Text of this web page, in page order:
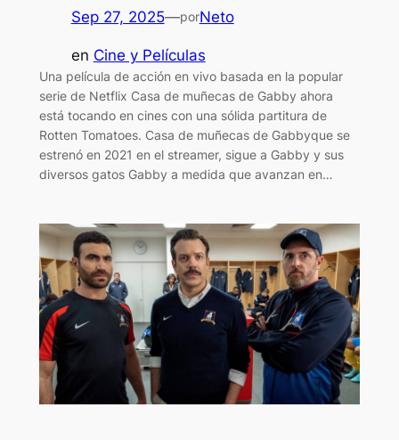
Sep 27, 2025—porNeto
en Cine y Películas
Una película de acción en vivo basada en la popular
serie de Netflix Casa de muñecas de Gabby ahora
está tocando en cines con una sólida partitura de
Rotten Tomatoes. Casa de muñecas de Gabbyque se
estrenó en 2021 en el streamer, sigue a Gabby y sus
diversos gatos Gabby a medida que avanzan en…